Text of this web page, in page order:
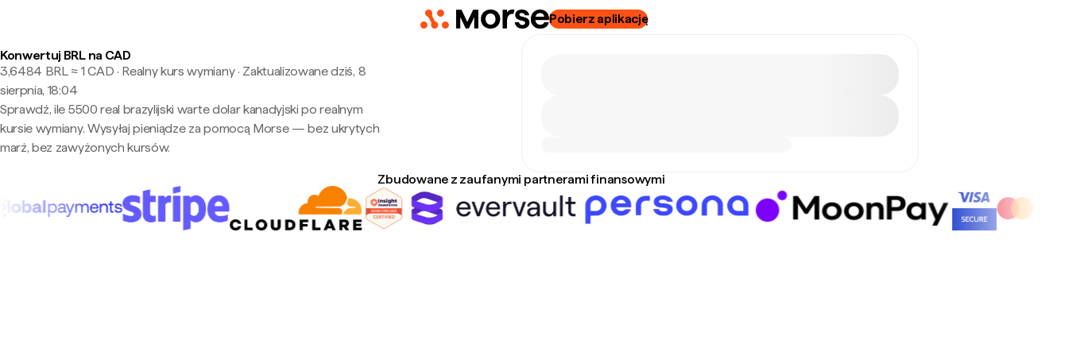
Pobierz aplikację
Konwertuj BRL na CAD
3,6484 BRL ≈ 1 CAD · Realny kurs wymiany· Zaktualizowane dziś, 8
sierpnia, 18:04
Sprawdź, ile 5500 real brazylijski warte dolar kanadyjski po realnym
kursie wymiany. Wysyłaj pieniądze za pomocą Morse — bez ukrytych
marż, bez zawyżonych kursów.
Zbudowane z zaufanymi partnerami finansowymi